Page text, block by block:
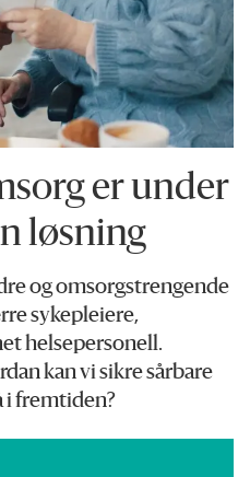
er under
løsning
og omsorgstrengende
sykepleiere,
helsepersonell.
kan vi sikre sårbare
i fremtiden?